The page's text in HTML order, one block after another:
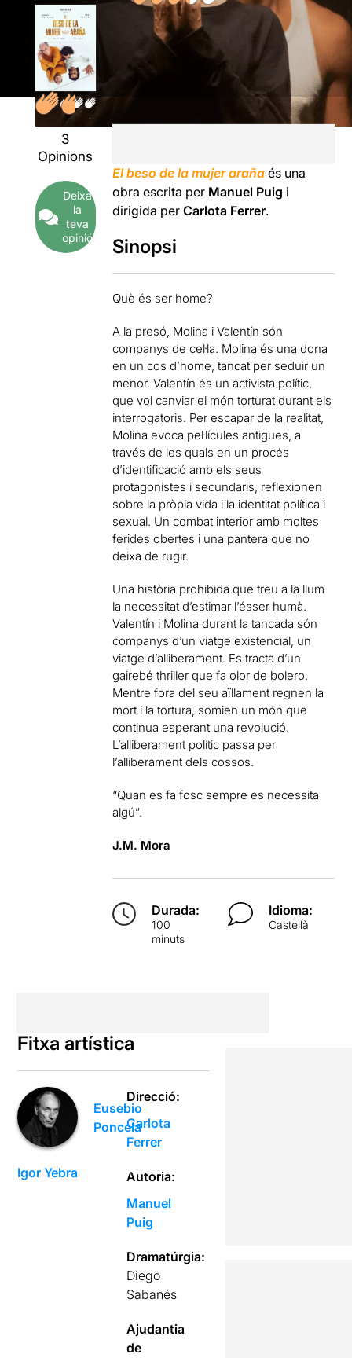
3
Opinions
Deixa
la
teva
opinió
El beso de la mujer araña és una
obra escrita per Manuel Puig i
dirigida perCarlota Ferrer.
Sinopsi
Què és ser home?
A la presó, Molina i Valentín són
companys de cel·la. Molina és una dona
en un cos d’home, tancat per seduir un
menor. Valentín és un activista polític,
que vol canviar el món torturat durant els
interrogatoris. Per escapar de la realitat,
Molina evoca pel·lícules antigues, a
través de les quals en un procés
d’identificació amb els seus
protagonistes i secundaris, reflexionen
sobre la pròpia vida i la identitat política i
sexual. Un combat interior amb moltes
ferides obertes i una pantera que no
deixa de rugir.
Una història prohibida que treu a la llum
la necessitat d’estimar l’ésser humà.
Valentín i Molina durant la tancada són
companys d’un viatge existencial, un
viatge d’alliberament. Es tracta d’un
gairebé thriller que fa olor de bolero.
Mentre fora del seu aïllament regnen la
mort i la tortura, somien un món que
continua esperant una revolució.
L’alliberament polític passa per
l’alliberament dels cossos.
“Quan es fa fosc sempre es necessita
algú”.
J.M. Mora
Durada:
100
minuts
Idioma:
Castellà
Fitxa artística
Eusebio
Poncela
Igor Yebra
Direcció:
Carlota
Ferrer
Autoria:
Manuel
Puig
Dramatúrgia:
Diego
Sabanés
Ajudantia
de